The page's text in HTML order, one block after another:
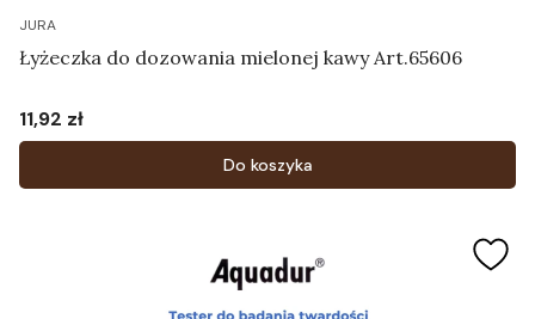
JURA
Łyżeczka do dozowania mielonej kawy Art.65606
Cena
11,92 zł
Do koszyka